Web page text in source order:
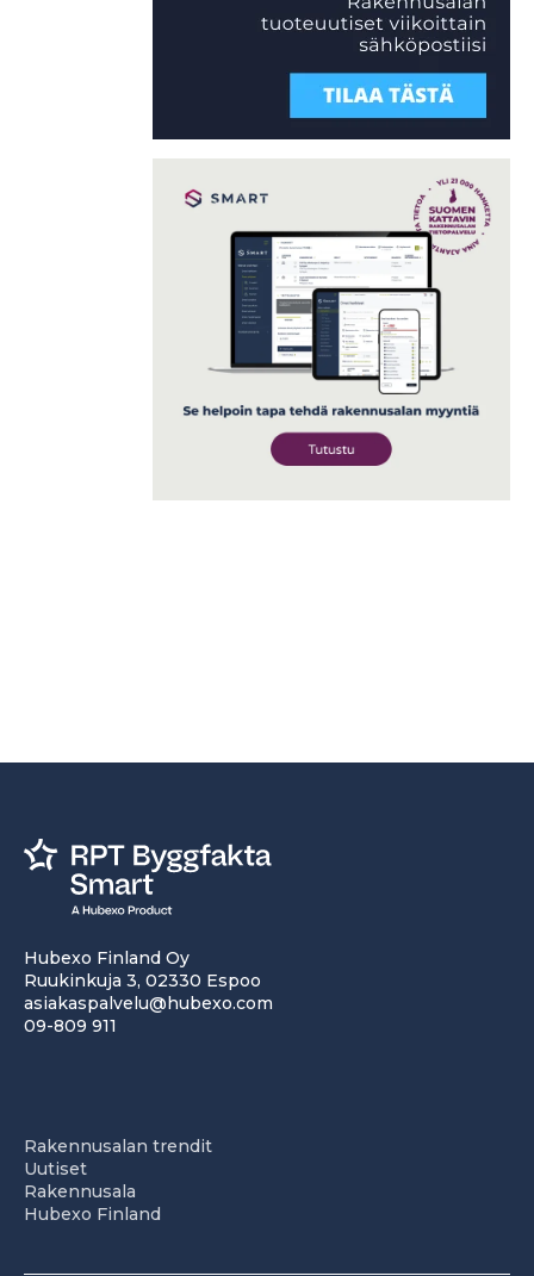
Hubexo Finland Oy
Ruukinkuja 3, 02330 Espoo
asiakaspalvelu@hubexo.com
09-809 911
Rakennusalan trendit
Uutiset
Rakennusala
Hubexo Finland